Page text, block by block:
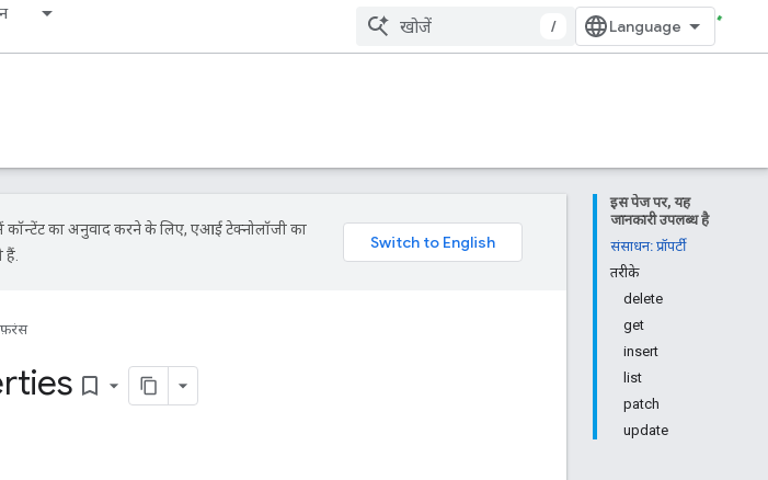
/
इस पेज पर, यह
जानकारी उपलब्ध है
संसाधन: प्रॉपर्टी
तरीके
delete
get
insert
list
patch
update
कॉन्टेंट का अनुवाद करने के लिए, एआई टेक्नोलॉजी का
हैं.
bookmark_border